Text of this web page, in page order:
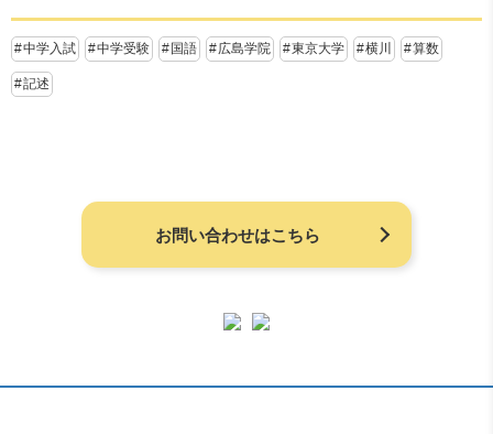
中学入試 中学受験 国語 広島学院 東京大学 横川 算数
記述
お問い合わせはこちら